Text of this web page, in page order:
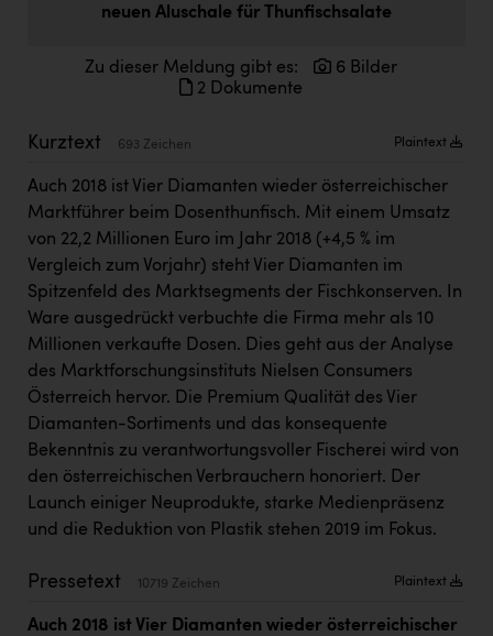
Doppler Gruppe
ERLUS AG
Firmenradl
Fristads Austria
HIG Infomotion Group
IFE Austria GmbH
Immotech
INTERSPAR
INTERSPORT Austria
Jesolo
Jane Goodall Institute Austria
Kärcher
KEBA
KIWI Kinderwunsch Institut Dr. Loimer
neuen Aluschale für Thunfischsalate
Zu dieser Meldung gibt es:
6 Bilder
2 Dokumente
Kurztext 693 Zeichen Plaintext
Auch 2018 ist Vier Diamanten wieder österreichischer
Marktführer beim Dosenthunfisch. Mit einem Umsatz
von 22,2 Millionen Euro im Jahr 2018 (+4,5 % im
Vergleich zum Vorjahr) steht Vier Diamanten im
Spitzenfeld des Marktsegments der Fischkonserven. In
Ware ausgedrückt verbuchte die Firma mehr als 10
Millionen verkaufte Dosen. Dies geht aus der Analyse
des Marktforschungsinstituts Nielsen Consumers
Österreich hervor. Die Premium Qualität des Vier
Diamanten-Sortiments und das konsequente
Bekenntnis zu verantwortungsvoller Fischerei wird von
den österreichischen Verbrauchern honoriert. Der
Launch einiger Neuprodukte, starke Medienpräsenz
und die Reduktion von Plastik stehen 2019 im Fokus.
Pressetext 10719 Zeichen Plaintext
Auch 2018 ist Vier Diamanten wieder österreichischer